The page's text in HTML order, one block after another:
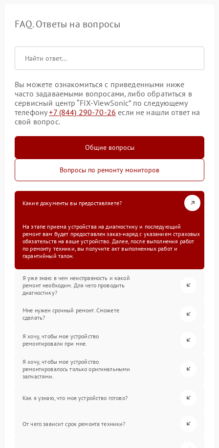
FAQ. Ответы на вопросы
Вы можете ознакомиться с приведенными ниже
часто задаваемыми вопросами, либо обратиться в
сервисный центр “FIX-ViewSonic” по следующему
телефону+7 (844) 290-70-26 если не нашли ответ на
свой вопрос.
Общие вопросы
Вопросы по ремонту мониторов
Какие документы вы предоставляете?
На этапе приема устройства на диагностику и последующий
ремонт вам будет предоставлен заказ-наряд с указанием страховых
обязательств на ваше устройство. Далее, после выполнения работ
по ремонту техники, вы получите акт выполненных работ и
гарантийный талон.
Я уже знаю в чем неисправность и какой
ремонт необходим. Для чего проводить
диагностику?
Мне нужен срочный ремонт. Сможете
сделать?
Я хочу, чтобы мое устройство
ремонтировали при мне.
Я хочу, чтобы мое устройство
ремонтировалось только оригинальными
запчастями.
Как я узнаю, что мое устройство готово?
От чего зависит срок ремонта техники?